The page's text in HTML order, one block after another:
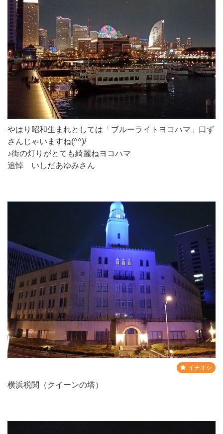
やはり昭和生まれとしては「ブルーライトヨコハマ」口ず
さんじゃいますね(^^)/
♪街の灯りがとても綺麗ねヨコハマ
追悼 いしだあゆみさん
イチオシ
横浜税関（クイーンの塔）